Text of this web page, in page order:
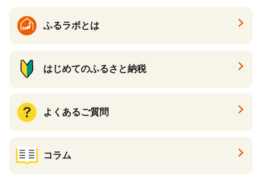
ふるラボとは
はじめてのふるさと納税
よくあるご質問
コラム